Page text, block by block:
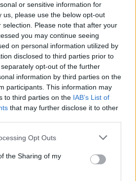
or sensitive information for
us, please use the below opt-out
Please note that after your
you may continue seeing
on personal information utilized by
disclosed to third parties prior to
opt-out of the further
information by third parties on the
participants. This information may
to third parties on the IAB’s List of
that may further disclose it to other
app uses one or more Google
usage behaviour. You may click to
Google and its third-party tags to
specified purposes in below Google
Opt Outs
the Sharing of my